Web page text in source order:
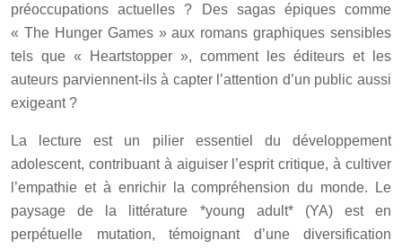
préoccupations actuelles ? Des sagas épiques comme
« The Hunger Games » aux romans graphiques sensibles
tels que « Heartstopper », comment les éditeurs et les
auteurs parviennent-ils à capter l’attention d’un public aussi
exigeant ?
La lecture est un pilier essentiel du développement
adolescent, contribuant à aiguiser l’esprit critique, à cultiver
l’empathie et à enrichir la compréhension du monde. Le
paysage de la littérature *young adult* (YA) est en
perpétuelle mutation, témoignant d’une diversification